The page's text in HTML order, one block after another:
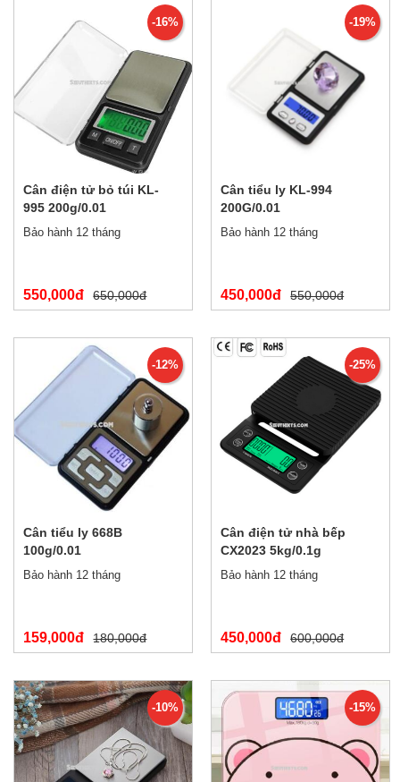
-16%
Cân điện tử bỏ túi KL-
995 200g/0.01
Bảo hành 12 tháng
550,000đ 650,000đ
-19%
Cân tiểu ly KL-994
200G/0.01
Bảo hành 12 tháng
450,000đ 550,000đ
-12%
Cân tiểu ly 668B
100g/0.01
Bảo hành 12 tháng
159,000đ 180,000đ
-25%
Cân điện tử nhà bếp
CX2023 5kg/0.1g
Bảo hành 12 tháng
450,000đ 600,000đ
-10% -15%